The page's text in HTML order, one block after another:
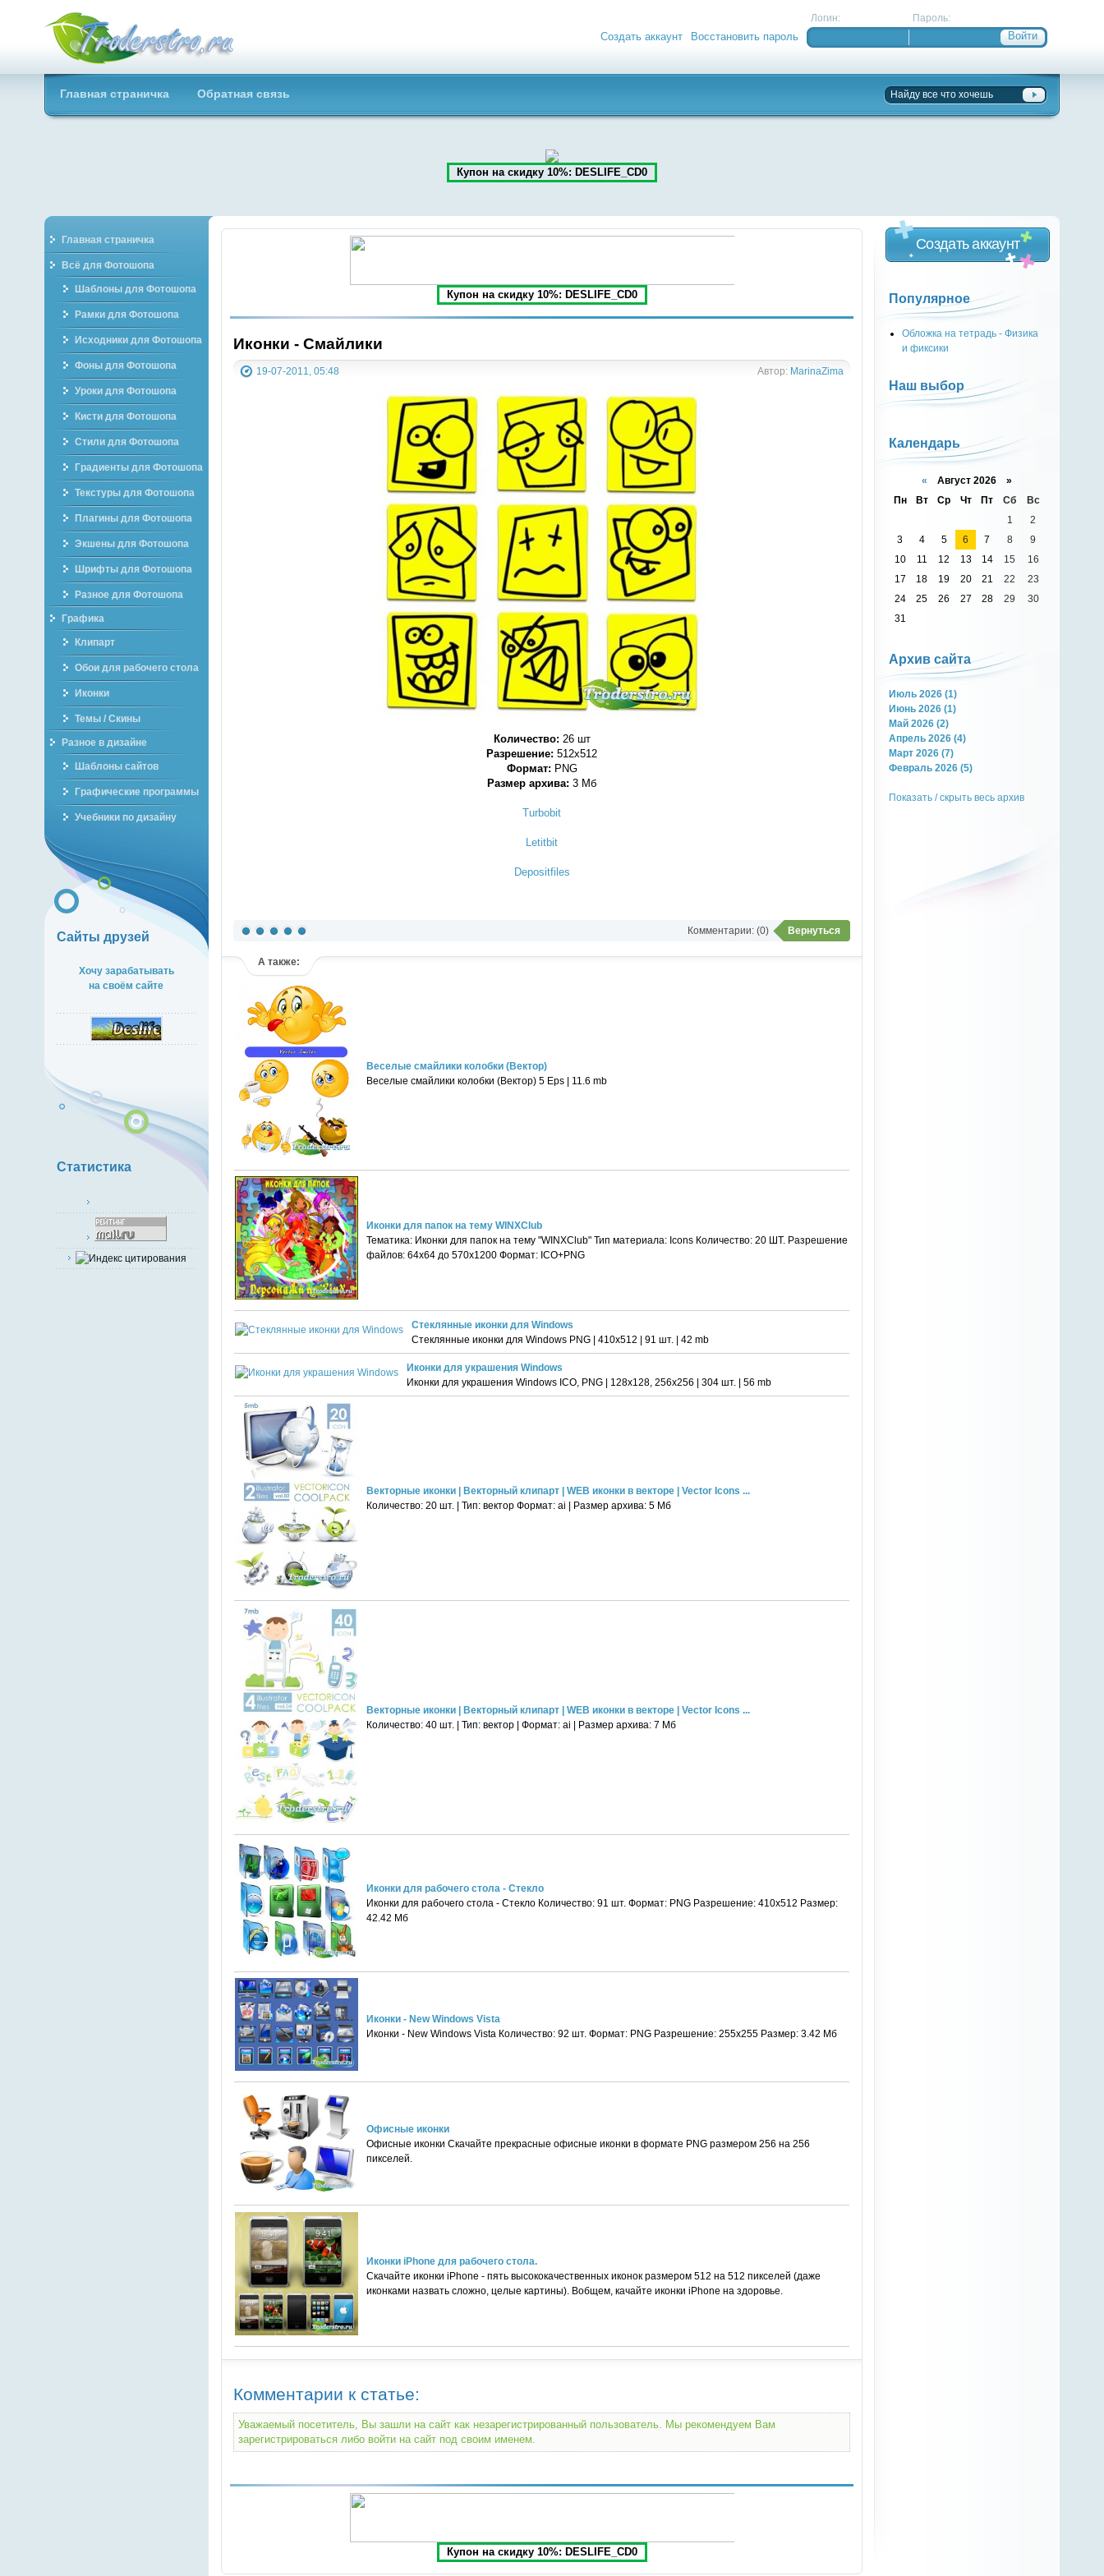
Troderstro.ru -
Портал о
Логин: Пароль:
Создать аккаунт Восстановить пароль
Главная страничка Обратная связь
Купон на скидку 10%: DESLIFE_CD0
Главная страничка
Всё для Фотошопа
Шаблоны для Фотошопа
Рамки для Фотошопа
Исходники для Фотошопа
Фоны для Фотошопа
Уроки для Фотошопа
Кисти для Фотошопа
Стили для Фотошопа
Градиенты для Фотошопа
Текстуры для Фотошопа
Плагины для Фотошопа
Экшены для Фотошопа
Шрифты для Фотошопа
Разное для Фотошопа
Графика
Клипарт
Обои для рабочего стола
Иконки
Темы / Скины
Разное в дизайне
Шаблоны сайтов
Графические программы
Учебники по дизайну
Сайты друзей
Хочу зарабатывать
на своём сайте
Статистика
Купон на скидку 10%: DESLIFE_CD0
Иконки - Смайлики
Автор: MarinaZima
19-07-2011, 05:48
Количество: 26 шт
Разрешение: 512х512
Формат: PNG
Размер архива: 3 Мб
Turbobit
Letitbit
Depositfiles
Вернуться
Комментарии: (0)
А также:
Веселые смайлики колобки (Вектор)
Веселые смайлики колобки (Вектор) 5 Eps | 11.6 mb
Иконки для папок на тему WINXClub
Тематика: Иконки для папок на тему "WINXClub" Тип материала: Icons Количество: 20 ШТ. Разрешение
файлов: 64x64 до 570х1200 Формат: ICO+PNG
Стеклянные иконки для Windows
Стеклянные иконки для Windows PNG | 410х512 | 91 шт. | 42 mb
Иконки для украшения Windows
Иконки для украшения Windows ICO, PNG | 128х128, 256х256 | 304 шт. | 56 mb
Векторные иконки | Векторный клипарт | WEB иконки в векторе | Vector Icons ...
Количество: 20 шт. | Тип: вектор Формат: ai | Размер архива: 5 Мб
Векторные иконки | Векторный клипарт | WEB иконки в векторе | Vector Icons ...
Количество: 40 шт. | Тип: вектор | Формат: ai | Размер архива: 7 Мб
Иконки для рабочего стола - Стекло
Иконки для рабочего стола - Стекло Количество: 91 шт. Формат: PNG Разрешение: 410х512 Размер:
42.42 Мб
Иконки - New Windows Vista
Иконки - New Windows Vista Количество: 92 шт. Формат: PNG Разрешение: 255х255 Размер: 3.42 Мб
Офисные иконки
Офисные иконки Скачайте прекрасные офисные иконки в формате PNG размером 256 на 256
пикселей.
Иконки iPhone для рабочего стола.
Скачайте иконки iPhone - пять высококачественных иконок размером 512 на 512 пикселей (даже
иконками назвать сложно, целые картины). Вобщем, качайте иконки iPhone на здоровье.
Комментарии к статье:
Уважаемый посетитель, Вы зашли на сайт как незарегистрированный пользователь. Мы рекомендуем Вам
зарегистрироваться либо войти на сайт под своим именем.
Купон на скидку 10%: DESLIFE_CD0
Создать аккаунт
Популярное
Обложка на тетрадь - Физика
и фиксики
Наш выбор
Календарь
« Август 2026 »
Пн
Вт Ср Чт Пт Сб
Вс
1
2
3
4 5 6 7 8
9
10
11 12 13 14 15
16
17
18 19 20 21 22
23
24
25 26 27 28 29
30
31
Архив сайта
Июль 2026 (1)
Июнь 2026 (1)
Май 2026 (2)
Апрель 2026 (4)
Март 2026 (7)
Февраль 2026 (5)
Показать / скрыть весь архив